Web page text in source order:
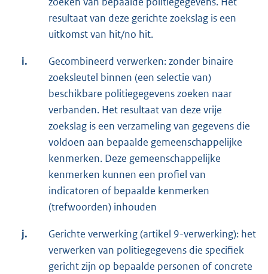
resultaat van deze gerichte zoekslag is een
uitkomst van hit/no hit.
i.
Gecombineerd verwerken: zonder binaire
zoeksleutel binnen (een selectie van)
beschikbare politiegegevens zoeken naar
verbanden. Het resultaat van deze vrije
zoekslag is een verzameling van gegevens die
voldoen aan bepaalde gemeenschappelijke
kenmerken. Deze gemeenschappelijke
kenmerken kunnen een profiel van
indicatoren of bepaalde kenmerken
(trefwoorden) inhouden
j.
Gerichte verwerking (artikel 9-verwerking): het
verwerken van politiegegevens die specifiek
gericht zijn op bepaalde personen of concrete